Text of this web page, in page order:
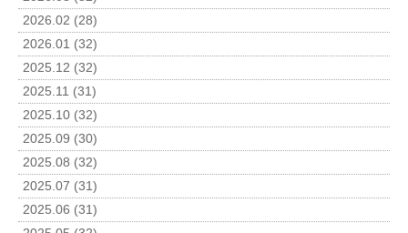
2026.02 (28)
2026.01 (32)
2025.12 (32)
2025.11 (31)
2025.10 (32)
2025.09 (30)
2025.08 (32)
2025.07 (31)
2025.06 (31)